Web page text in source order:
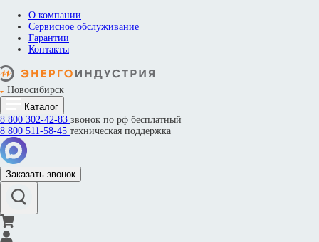
О компании
Сервисное обслуживание
Гарантии
Контакты
Новосибирск
Каталог
8 800 302-42-83 звонок по рф бесплатный
8 800 511-58-45 техническая поддержка
Заказать звонок